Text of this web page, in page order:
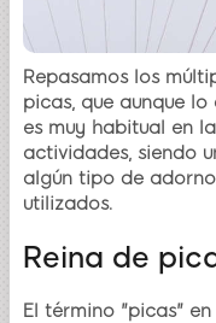
Repasamos los
picas, que aunque
es muy habitual en
actividades, siendo
algún tipo de
utilizados.
Reina de
El término "picas"